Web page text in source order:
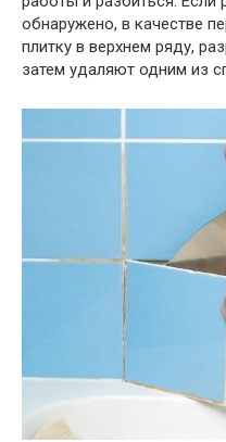
обнаружено, в качестве
плитку в верхнем ряду,
затем удаляют одним из